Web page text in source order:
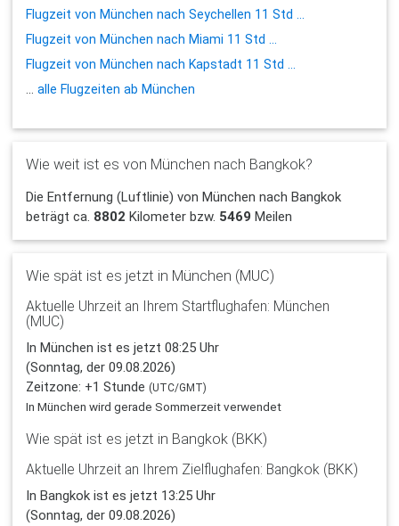
Flugzeit von München nach Seychellen 11 Std ...
Flugzeit von München nach Miami 11 Std ...
Flugzeit von München nach Kapstadt 11 Std ...
...alle Flugzeiten ab München
Wie weit ist es von München nach Bangkok?
Die Entfernung (Luftlinie) von München nach Bangkok
beträgt ca. 8802 Kilometer bzw. 5469 Meilen
Wie spät ist es jetzt in München (MUC)
Aktuelle Uhrzeit an Ihrem Startflughafen: München
(MUC)
In München ist es jetzt 08:25 Uhr
(Sonntag, der 09.08.2026)
Zeitzone: +1 Stunde (UTC/GMT)
In München wird gerade Sommerzeit verwendet
Wie spät ist es jetzt in Bangkok (BKK)
Aktuelle Uhrzeit an Ihrem Zielflughafen: Bangkok (BKK)
In Bangkok ist es jetzt 13:25 Uhr
(Sonntag, der 09.08.2026)